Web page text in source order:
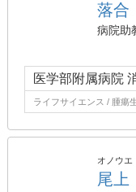
落
病院助
医学部附属病院
ライフサイエンス / 腫瘍
オノウ
尾